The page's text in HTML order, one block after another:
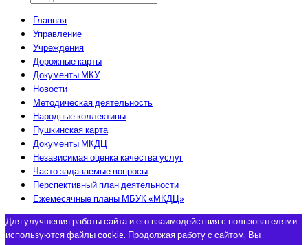
Главная
Управление
Учреждения
Дорожные карты
Документы МКУ
Новости
Методическая деятельность
Народные коллективы
Пушкинская карта
Документы МКДЦ
Независимая оценка качества услуг
Часто задаваемые вопросы
Перспективный план деятельности
Ежемесячные планы МБУК «МКДЦ»
Для улучшения работы сайта и его взаимодействия с пользователями
используются файлы cookie. Продолжая работу с сайтом, Вы